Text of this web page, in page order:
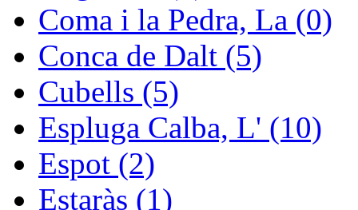
Coma i la Pedra, La (0)
Conca de Dalt (5)
Cubells (5)
Espluga Calba, L' (10)
Espot (2)
Estaràs (1)